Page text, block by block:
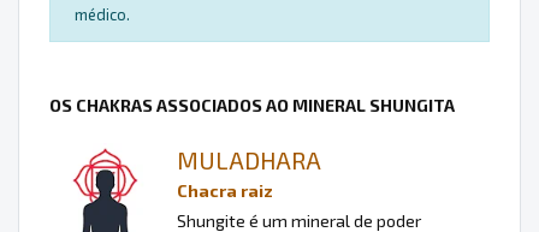
médico.
OS CHAKRAS ASSOCIADOS AO MINERAL SHUNGITA
MULADHARA
Chacra raiz
Shungite é um mineral de poder